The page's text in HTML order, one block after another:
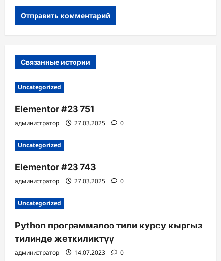
Связанные истории
Uncategorized
Elementor #23 751
администратор 27.03.2025 0
Uncategorized
Elementor #23 743
администратор 27.03.2025 0
Uncategorized
Python программалоо тили курсу кыргыз
тилинде жеткиликтүү
администратор 14.07.2023 0